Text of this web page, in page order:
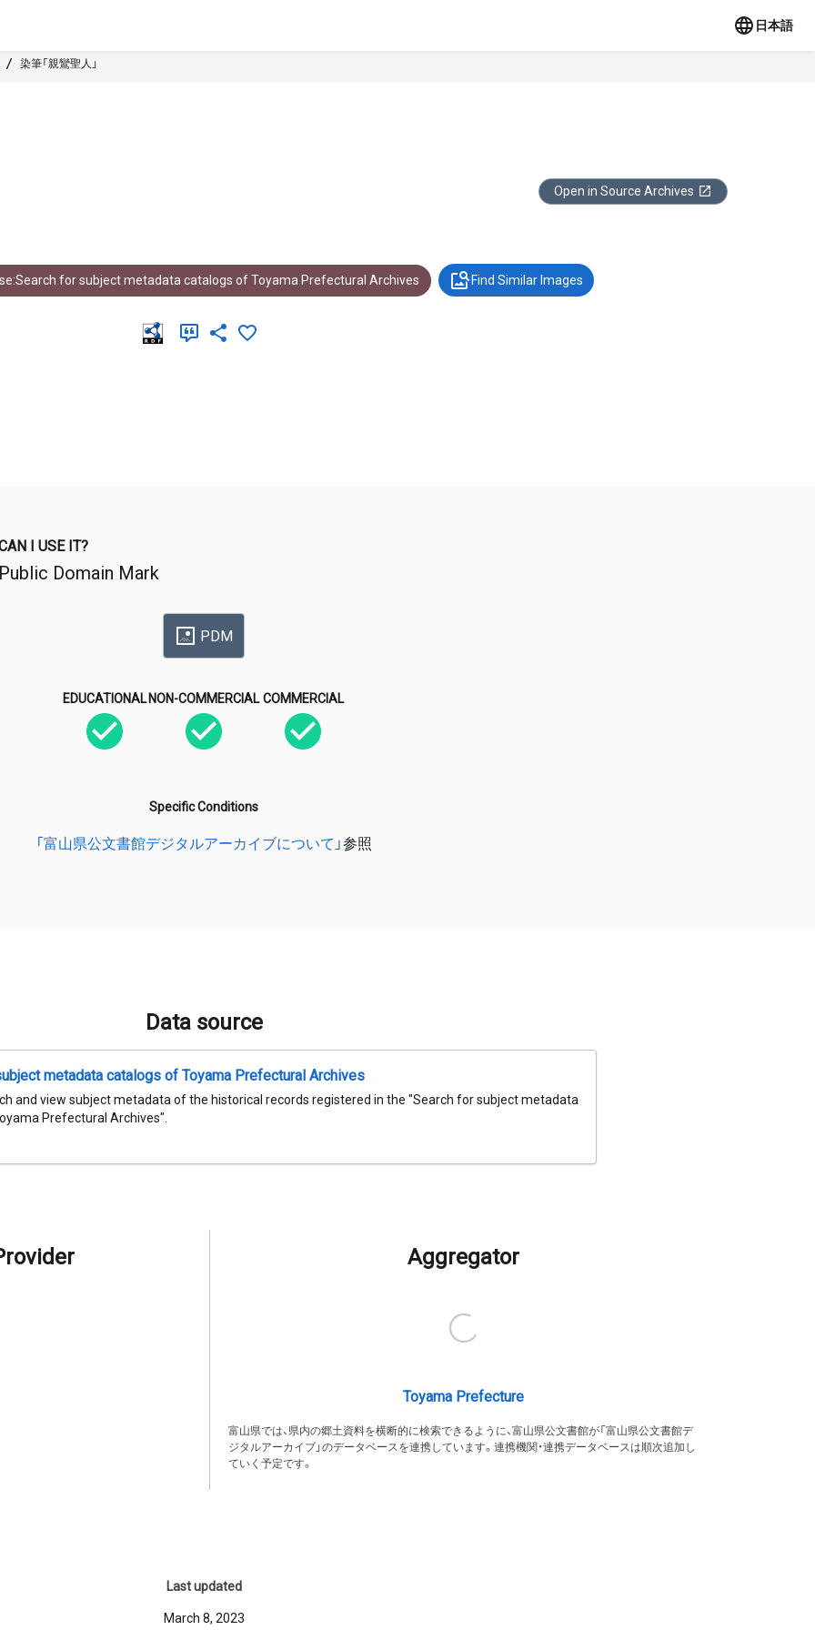
日本語
染筆「親鸞聖人」
Open in Source Archives
for subject metadata catalogs of Toyama Prefectural Archives Find Similar Images
I USE IT?
Public Domain Mark
PDM
EDUCATIONAL NON-COMMERCIAL COMMERCIAL
Specific Conditions
「富山県公文書館デジタルアーカイブについて」参照
Data source
metadata catalogs of Toyama Prefectural Archives
and view subject metadata of the historical records registered in the "Search for subject metadata
Prefectural Archives".
Aggregator
Toyama Prefecture
富山県では、県内の郷土資料を横断的に検索できるように、富山県公文書館が「富山県公文書館デ
ジタルアーカイブ」のデータベースを連携しています。連携機関・連携データベースは順次追加し
ていく予定です。
Last updated
March 8, 2023